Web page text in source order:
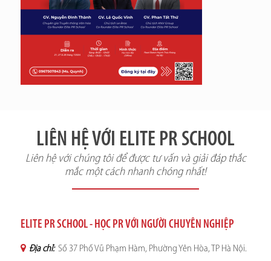
LIÊN HỆ VỚI ELITE PR SCHOOL
Liên hệ với chúng tôi để được tư vấn và giải đáp thắc
mắc một cách nhanh chóng nhất!
ELITE PR SCHOOL - HỌC PR VỚI NGƯỜI CHUYÊN NGHIỆP
Địa chỉ: Số 37 Phố Vũ Phạm Hàm, Phường Yên Hòa, TP Hà Nội.